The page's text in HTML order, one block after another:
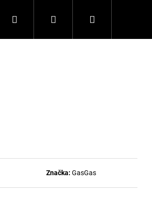
Hledat PřihlášeníNákupní
Značka: GasGas